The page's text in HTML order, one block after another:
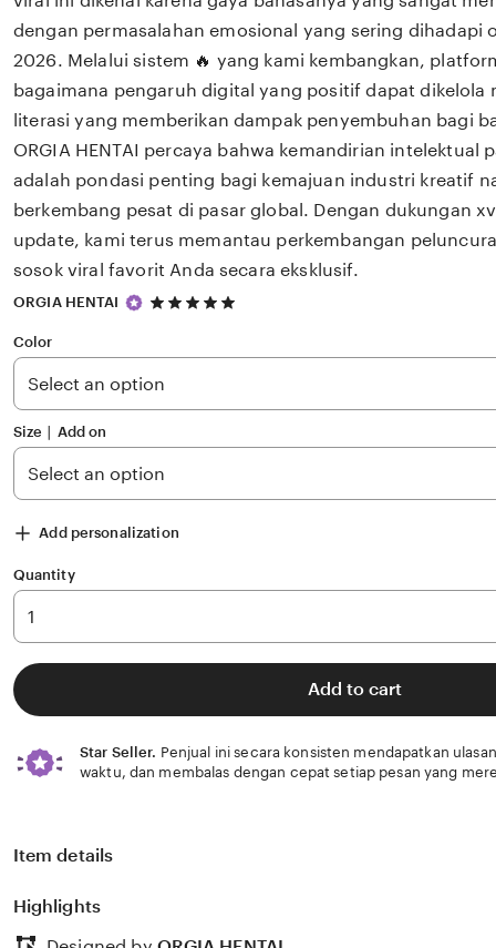
dengan permasalahan emosional yang sering dihadapi
2026. Melalui sistem 🔥 yang kami kembangkan,
bagaimana pengaruh digital yang positif dapat dikelola
literasi yang memberikan dampak penyembuhan bagi
ORGIA HENTAI percaya bahwa kemandirian intelektual
adalah pondasi penting bagi kemajuan industri kreatif
berkembang pesat di pasar global. Dengan dukungan
update, kami terus memantau perkembangan
sosok viral favorit Anda secara eksklusif.
ORGIA HENTAI
5
5
stars
Color
Size ∣ Add on
Add personalization
Quantity
Add to cart
Star Seller. Penjual ini secara konsisten mendapatkan
waktu, dan membalas dengan cepat setiap pesan yang
Item details
Highlights